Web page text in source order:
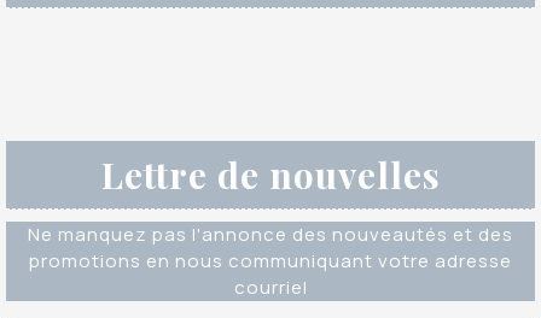
Lettre de nouvelles
Ne manquez pas l'annonce des nouveautés et des
promotions en nous communiquant votre adresse
courriel